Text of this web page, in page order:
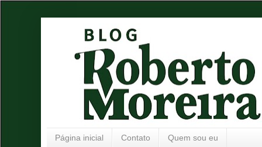
Página inicial Contato Quem sou eu